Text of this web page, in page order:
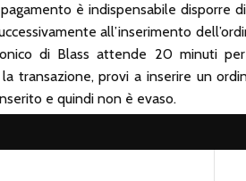
è indispensabile disporre
all’inserimento
di Blass attende 20 minuti per
transazione, provi a inserire un
e quindi non è evaso.